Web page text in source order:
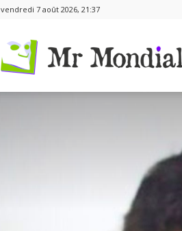
vendredi 7 août 2026, 21:37